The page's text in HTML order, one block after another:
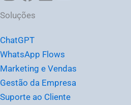
Soluções
ChatGPT
WhatsApp Flows
Marketing e Vendas
Gestão da Empresa
Suporte ao Cliente